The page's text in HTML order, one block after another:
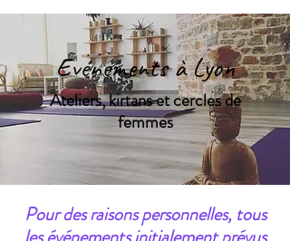
Evénements à Lyon
Ateliers, kirtans et cercles de
femmes
Pour des raisons personnelles, tous